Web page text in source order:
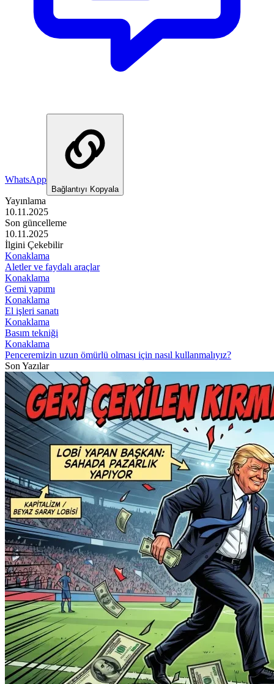
WhatsApp
Bağlantıyı Kopyala
Yayınlama
10.11.2025
Son güncelleme
10.11.2025
İlgini Çekebilir
Konaklama
Aletler ve faydalı araçlar
Konaklama
Gemi yapımı
Konaklama
El işleri sanatı
Konaklama
Basım tekniği
Konaklama
Penceremizin uzun ömürlü olması için nasıl kullanmalıyız?
Son Yazılar